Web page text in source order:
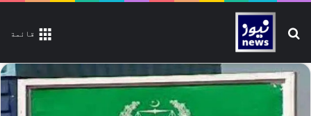
قائمة تلاش کیجیے